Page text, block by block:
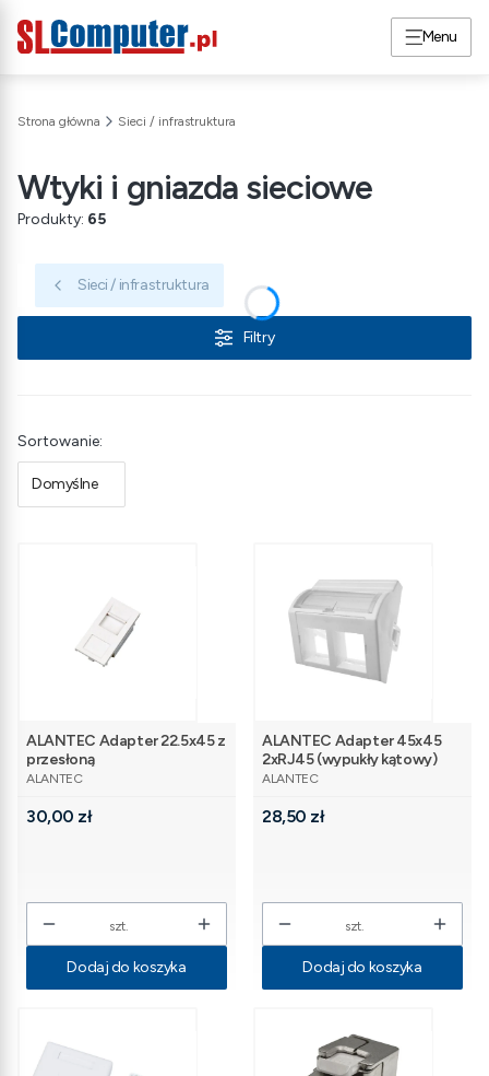
Menu
Strona główna Sieci / infrastruktura
Wtyki i gniazda sieciowe
Produkty: 65
Sieci / infrastruktura
Filtry
Lista produktów
Sortowanie:
Domyślne
ALANTEC Adapter 22.5x45 z
przesłoną
PRODUCENT
ALANTEC
Cena
30,00 zł
szt.
Dodaj do koszyka
ALANTEC Adapter 45x45
2xRJ45 (wypukły kątowy)
PRODUCENT
ALANTEC
Cena
28,50 zł
szt.
Dodaj do koszyka